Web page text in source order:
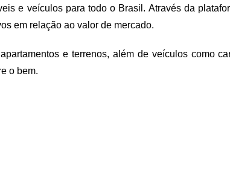
e veículos para todo o Brasil. Através da
em relação ao valor de mercado.
e terrenos, além de veículos como
o bem.